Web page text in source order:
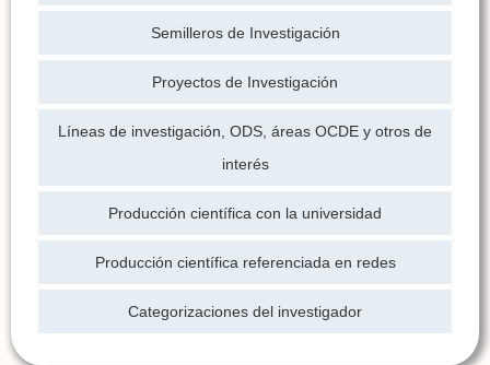
Semilleros de Investigación
Proyectos de Investigación
Líneas de investigación, ODS, áreas OCDE y otros de
interés
Producción científica con la universidad
Producción científica referenciada en redes
Categorizaciones del investigador